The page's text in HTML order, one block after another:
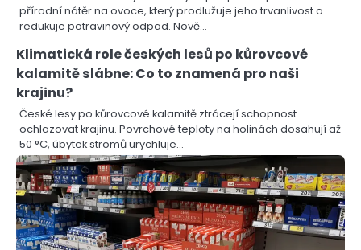
přírodní nátěr na ovoce, který prodlužuje jeho trvanlivost a
redukuje potravinový odpad. Nově…
Klimatická role českých lesů po kůrovcové
kalamitě slábne: Co to znamená pro naši
krajinu?
České lesy po kůrovcové kalamitě ztrácejí schopnost
ochlazovat krajinu. Povrchové teploty na holinách dosahují až
50 °C, úbytek stromů urychluje…